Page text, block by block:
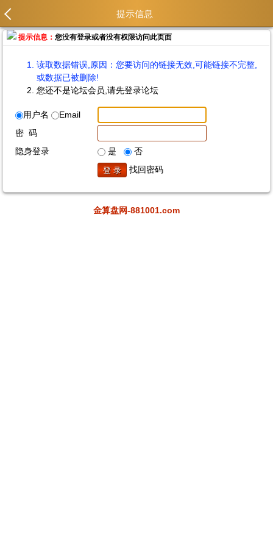
提示信息
提示信息：您没有登录或者没有权限访问此页面
读取数据错误,原因：您要访问的链接无效,可能链接不完整,
或数据已被删除!
您还不是论坛会员,请先登录论坛
用户名
Email
密 码
隐身登录
是
否
找回密码
金算盘网-881001.com